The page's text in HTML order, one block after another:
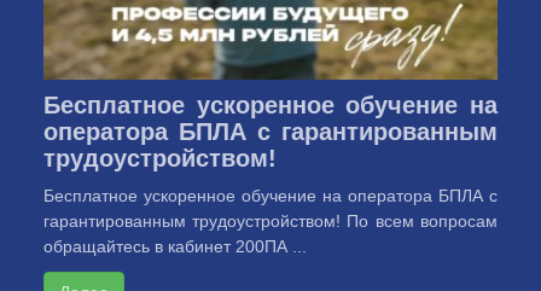
Бесплатное ускоренное обучение на
оператора БПЛА с гарантированным
трудоустройством!
Бесплатное ускоренное обучение на оператора БПЛА с
гарантированным трудоустройством! По всем вопросам
обращайтесь в кабинет 200ПА ...